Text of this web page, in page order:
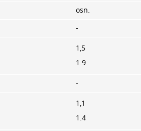
osn.
-
1,5
1.9
-
1,1
1.4